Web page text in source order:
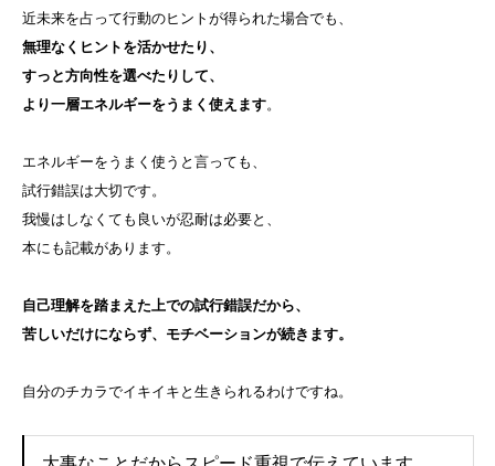
近未来を占って行動のヒントが得られた場合でも、
無理なくヒントを活かせたり、
すっと方向性を選べたりして、
より一層エネルギーをうまく使えます。
エネルギーをうまく使うと言っても、
試行錯誤は大切です。
我慢はしなくても良いが忍耐は必要と、
本にも記載があります。
自己理解を踏まえた上での試行錯誤だから、
苦しいだけにならず、モチベーションが続きます。
自分のチカラでイキイキと生きられるわけですね。